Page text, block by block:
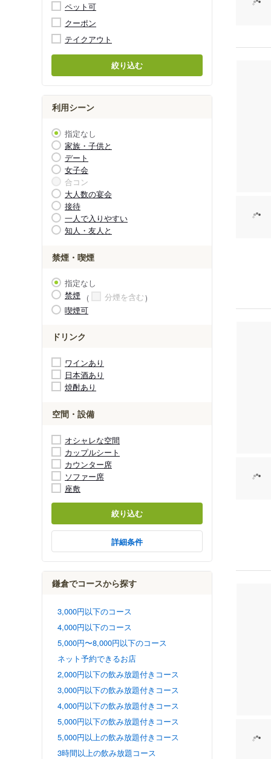
ペット可
クーポン
テイクアウト
絞り込む
利用シーン
指定なし
家族・子供と
デート
女子会
合コン
大人数の宴会
接待
一人で入りやすい
知人・友人と
禁煙・喫煙
指定なし
禁煙
分煙を含む
喫煙可
ドリンク
ワインあり
日本酒あり
焼酎あり
空間・設備
オシャレな空間
カップルシート
カウンター席
ソファー席
座敷
絞り込む
詳細条件
鎌倉でコースから探す
3,000円以下のコース
4,000円以下のコース
5,000円〜8,000円以下のコース
ネット予約できるお店
2,000円以下の飲み放題付きコース
3,000円以下の飲み放題付きコース
4,000円以下の飲み放題付きコース
5,000円以下の飲み放題付きコース
5,000円以上の飲み放題付きコース
3時間以上の飲み放題コース